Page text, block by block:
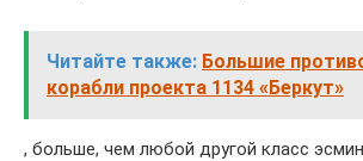
Читайте также: Большие
корабли проекта 1134 «Беркут»
, больше, чем любой другой класс